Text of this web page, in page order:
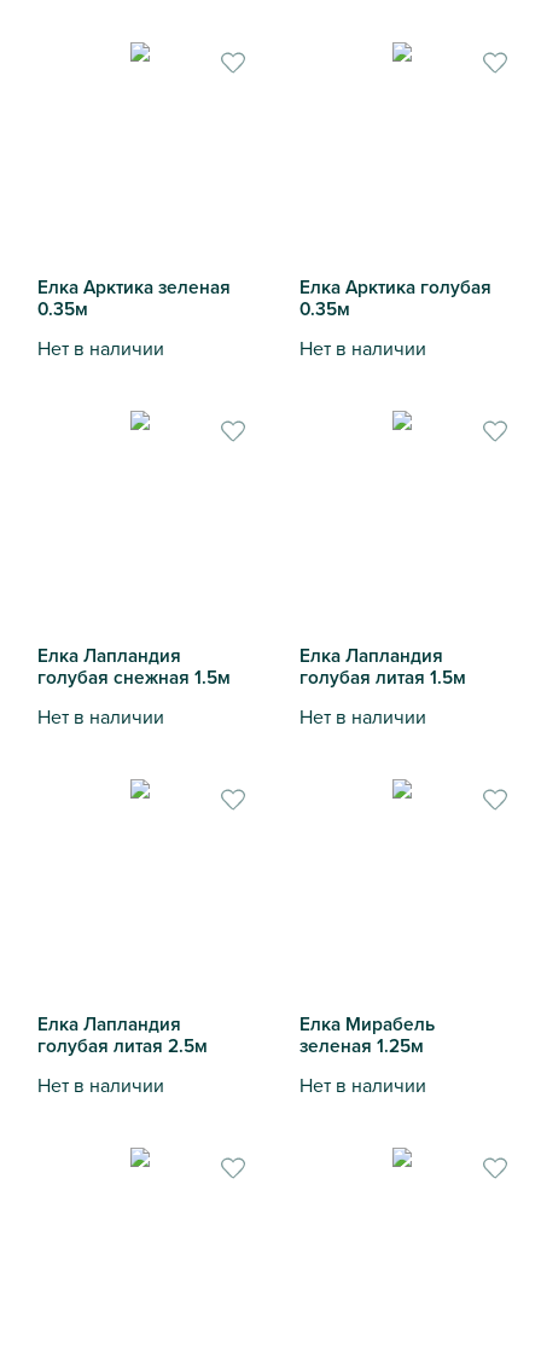
Елка Арктика зеленая
0.35м
Нет в наличии
Елка Арктика голубая
0.35м
Нет в наличии
Елка Лапландия
голубая снежная 1.5м
Нет в наличии
Елка Лапландия
голубая литая 1.5м
Нет в наличии
Елка Лапландия
голубая литая 2.5м
Нет в наличии
Елка Мирабель
зеленая 1.25м
Нет в наличии